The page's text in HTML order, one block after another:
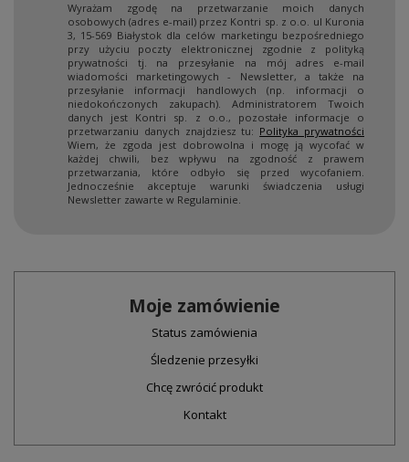
Wyrażam zgodę na przetwarzanie moich danych
osobowych (adres e-mail) przez Kontri sp. z o.o. ul Kuronia
3, 15-569 Białystok dla celów marketingu bezpośredniego
przy użyciu poczty elektronicznej zgodnie z polityką
prywatności tj. na przesyłanie na mój adres e-mail
wiadomości marketingowych - Newsletter, a także na
przesyłanie informacji handlowych (np. informacji o
niedokończonych zakupach). Administratorem Twoich
danych jest Kontri sp. z o.o., pozostałe informacje o
przetwarzaniu danych znajdziesz tu: Polityka prywatności
Wiem, że zgoda jest dobrowolna i mogę ją wycofać w
każdej chwili, bez wpływu na zgodność z prawem
przetwarzania, które odbyło się przed wycofaniem.
Jednocześnie akceptuje warunki świadczenia usługi
Newsletter zawarte w Regulaminie.
Moje zamówienie
Status zamówienia
Śledzenie przesyłki
Chcę zwrócić produkt
Kontakt